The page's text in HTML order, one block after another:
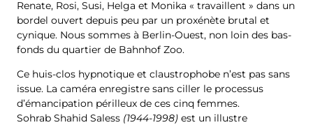
Renate, Rosi, Susi, Helga et Monika « travaillent » dans un
bordel ouvert depuis peu par un proxénète brutal et
cynique. Nous sommes à Berlin-Ouest, non loin des bas-
fonds du quartier de Bahnhof Zoo.
Ce huis-clos hypnotique et claustrophobe n’est pas sans
issue. La caméra enregistre sans ciller le processus
d’émancipation périlleux de ces cinq femmes.
Sohrab Shahid Saless (1944-1998) est un illustre